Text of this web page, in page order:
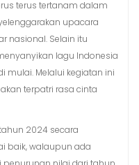
terus tertanam dalam
upacara
nasional. Selain itu
lagu Indonesia
mulai. Melalui kegiatan ini
terpatri rasa cinta
2024 secara
baik, walaupun ada